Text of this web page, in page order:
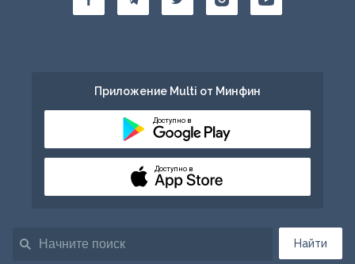
Найти
Приложение Multi от Минфин
Доступно в
Доступно в